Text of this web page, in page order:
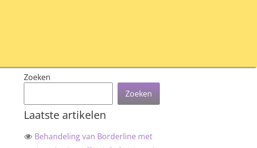
Zoeken
Zoeken
Laatste artikelen
Behandeling van Borderline met